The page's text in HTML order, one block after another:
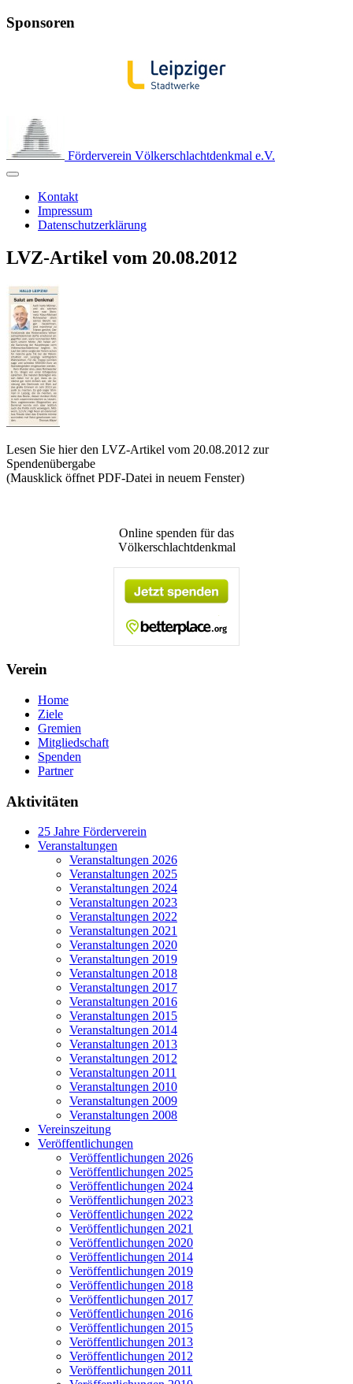
Sponsoren
Förderverein Völkerschlachtdenkmal e.V.
Kontakt
Impressum
Datenschutzerklärung
LVZ-Artikel vom 20.08.2012
Lesen Sie hier den LVZ-Artikel vom 20.08.2012 zur
Spendenübergabe
(Mausklick öffnet PDF-Datei in neuem Fenster)
Online spenden für das
Völkerschlachtdenkmal
Verein
Home
Ziele
Gremien
Mitgliedschaft
Spenden
Partner
Aktivitäten
25 Jahre Förderverein
Veranstaltungen
Veranstaltungen 2026
Veranstaltungen 2025
Veranstaltungen 2024
Veranstaltungen 2023
Veranstaltungen 2022
Veranstaltungen 2021
Veranstaltungen 2020
Veranstaltungen 2019
Veranstaltungen 2018
Veranstaltungen 2017
Veranstaltungen 2016
Veranstaltungen 2015
Veranstaltungen 2014
Veranstaltungen 2013
Veranstaltungen 2012
Veranstaltungen 2011
Veranstaltungen 2010
Veranstaltungen 2009
Veranstaltungen 2008
Vereinszeitung
Veröffentlichungen
Veröffentlichungen 2026
Veröffentlichungen 2025
Veröffentlichungen 2024
Veröffentlichungen 2023
Veröffentlichungen 2022
Veröffentlichungen 2021
Veröffentlichungen 2020
Veröffentlichungen 2014
Veröffentlichungen 2019
Veröffentlichungen 2018
Veröffentlichungen 2017
Veröffentlichungen 2016
Veröffentlichungen 2015
Veröffentlichungen 2013
Veröffentlichungen 2012
Veröffentlichungen 2011